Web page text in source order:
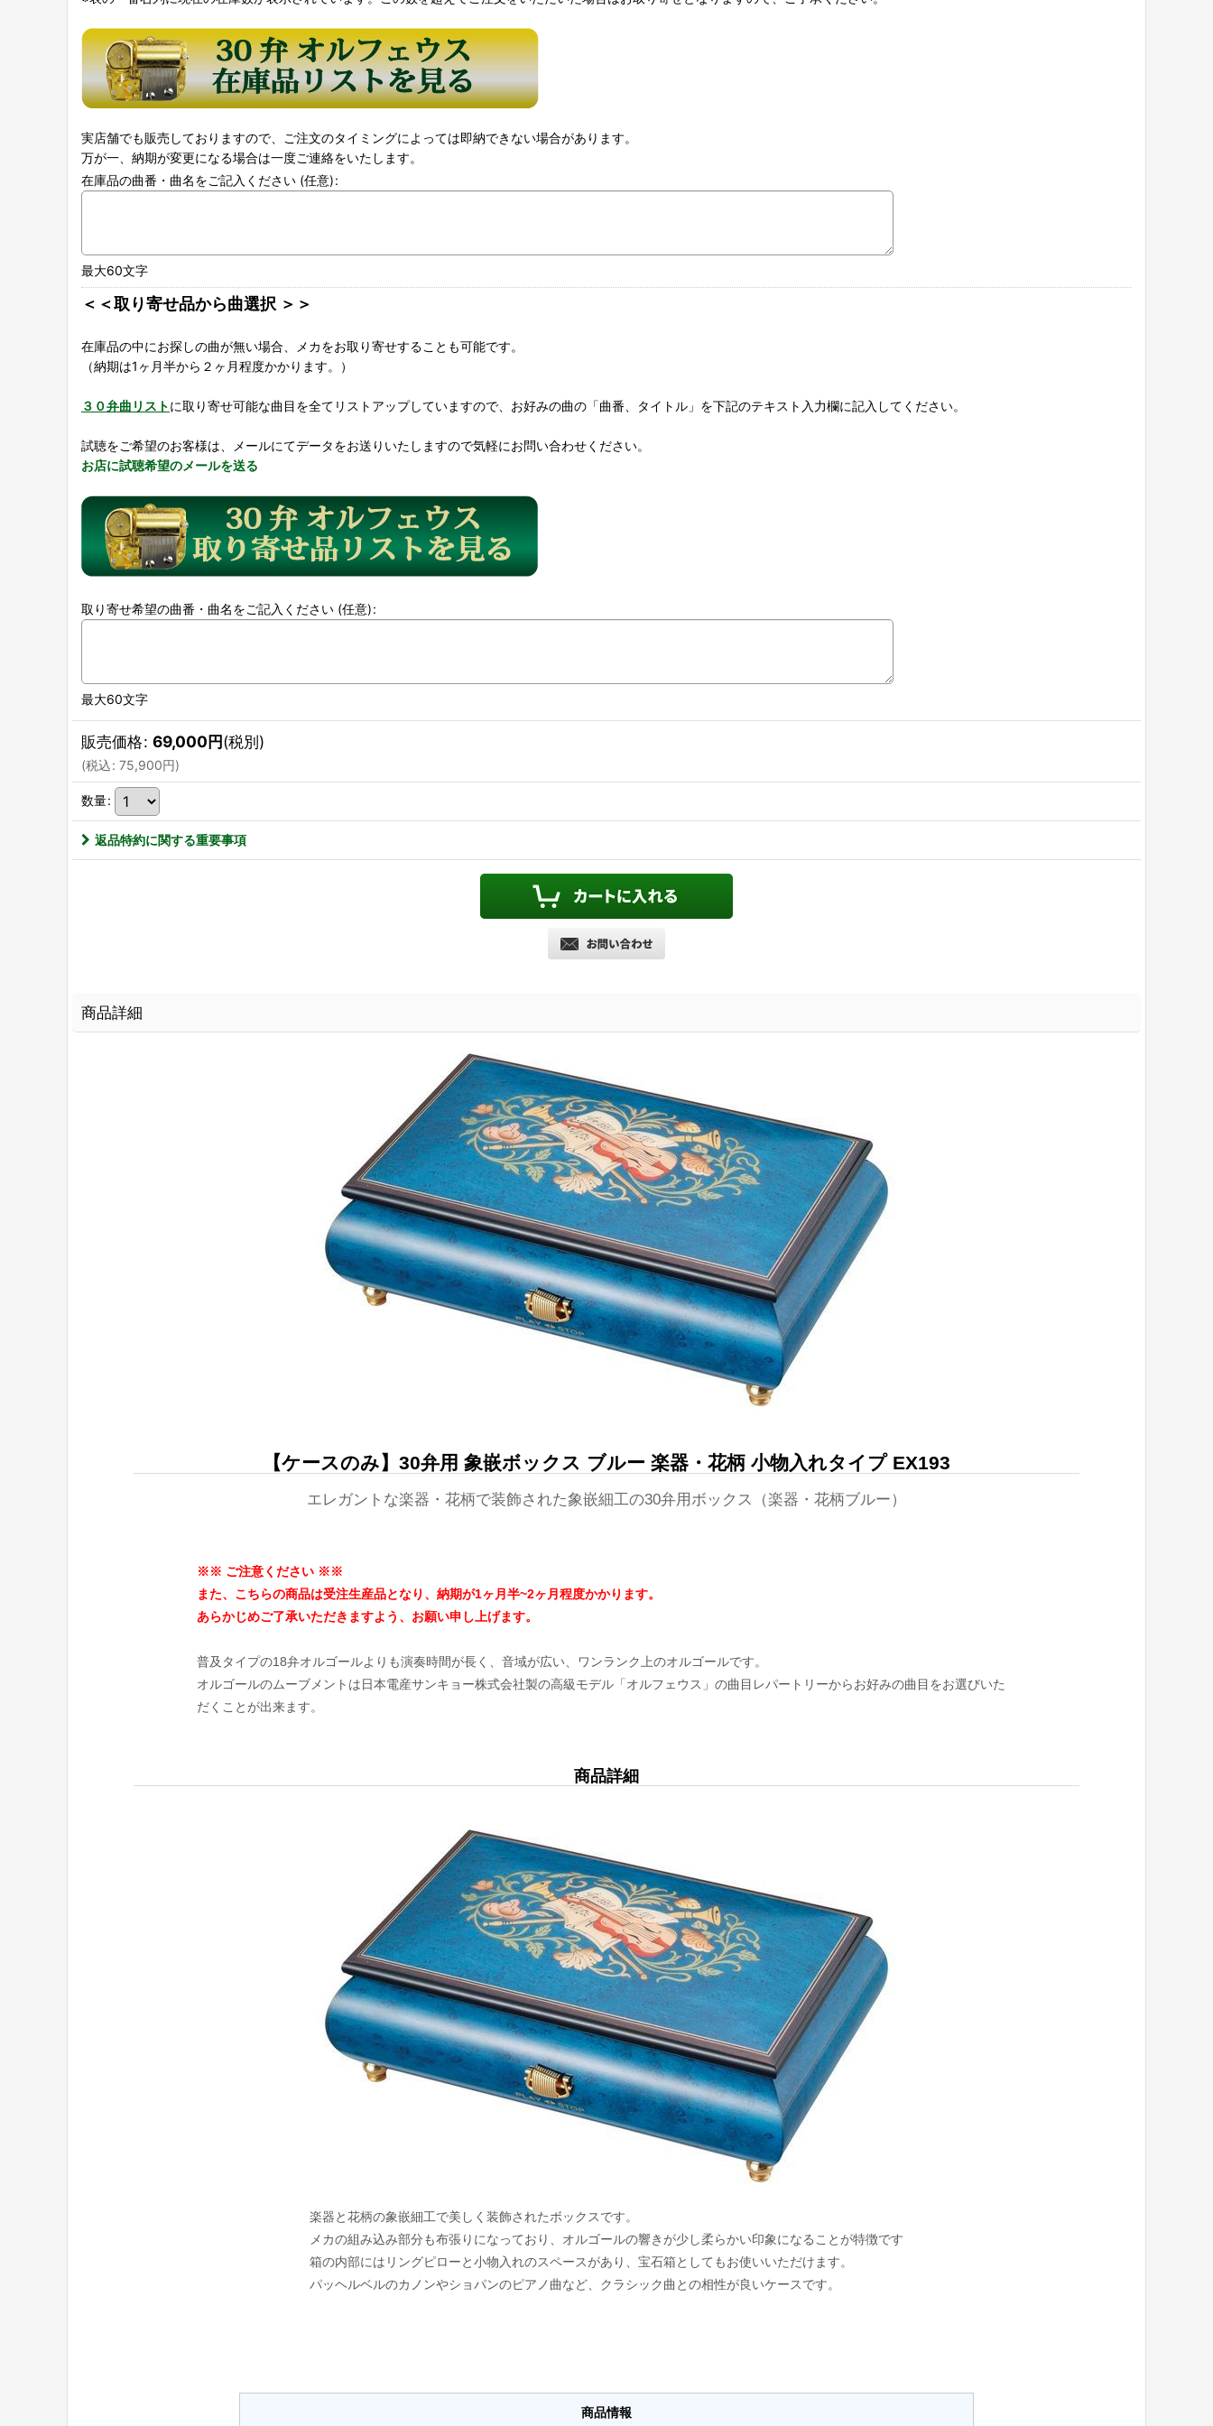
実店舗でも販売しておりますので、ご注文のタイミングによっては即納できない場合があります。
万が一、納期が変更になる場合は一度ご連絡をいたします。
在庫品の曲番・曲名をご記入ください (任意):
最大60文字
＜＜取り寄せ品から曲選択 ＞＞
在庫品の中にお探しの曲が無い場合、メカをお取り寄せすることも可能です。
（納期は1ヶ月半から２ヶ月程度かかります。）
３０弁曲リストに取り寄せ可能な曲目を全てリストアップしていますので、お好みの曲の「曲番、タイトル」を下記のテキスト入力欄に記入してください。
試聴をご希望のお客様は、メールにてデータをお送りいたしますので気軽にお問い合わせください。
お店に試聴希望のメールを送る
取り寄せ希望の曲番・曲名をご記入ください (任意):
最大60文字
販売価格: 69,000円(税別)
(税込: 75,900円)
数量:
返品特約に関する重要事項
商品詳細
【ケースのみ】30弁用 象嵌ボックス ブルー 楽器・花柄 小物入れタイプ EX193
エレガントな楽器・花柄で装飾された象嵌細工の30弁用ボックス（楽器・花柄ブルー）
※※ ご注意ください ※※
また、こちらの商品は受注生産品となり、納期が1ヶ月半~2ヶ月程度かかります。
あらかじめご了承いただきますよう、お願い申し上げます。
普及タイプの18弁オルゴールよりも演奏時間が長く、音域が広い、ワンランク上のオルゴールです。
オルゴールのムーブメントは日本電産サンキョー株式会社製の高級モデル「オルフェウス」の曲目レパートリーからお好みの曲目をお選びいた
だくことが出来ます。
商品詳細
楽器と花柄の象嵌細工で美しく装飾されたボックスです。
メカの組み込み部分も布張りになっており、オルゴールの響きが少し柔らかい印象になることが特徴です
箱の内部にはリングピローと小物入れのスペースがあり、宝石箱としてもお使いいただけます。
パッヘルベルのカノンやショパンのピアノ曲など、クラシック曲との相性が良いケースです。
商品情報